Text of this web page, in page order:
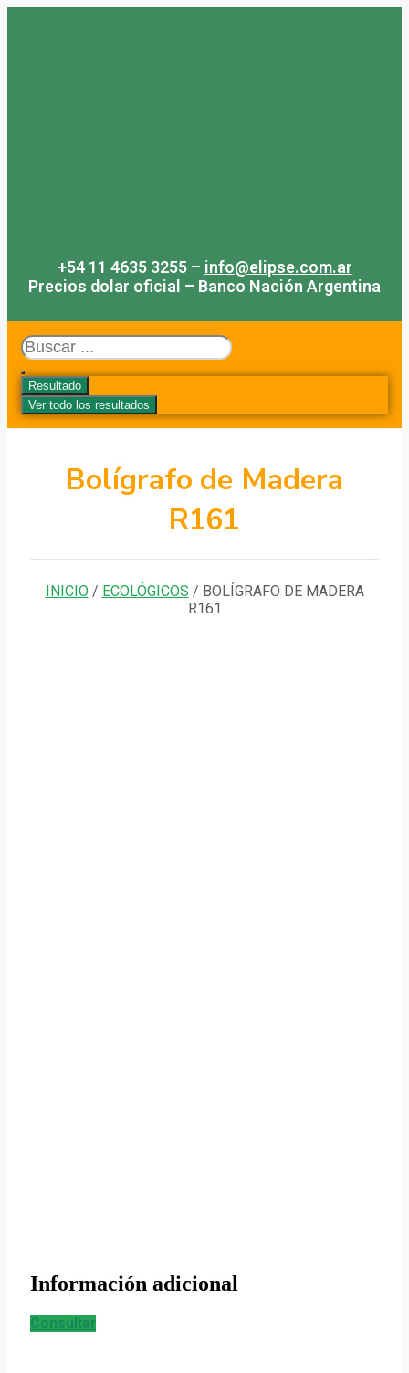
+54 11 4635 3255 – info@elipse.com.ar
Precios dolar oficial – Banco Nación Argentina
Search
...
Resultado
Ver todo los resultados
Bolígrafo de Madera
R161
INICIO/ ECOLÓGICOS / BOLÍGRAFO DE MADERA
R161
Información adicional
Consultar